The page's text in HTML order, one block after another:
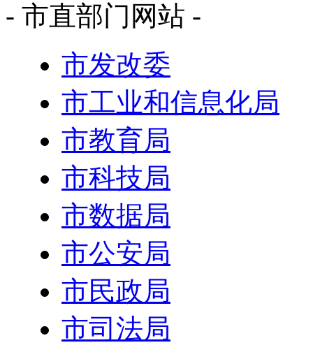
- 市直部门网站 -
市发改委
市工业和信息化局
市教育局
市科技局
市数据局
市公安局
市民政局
市司法局